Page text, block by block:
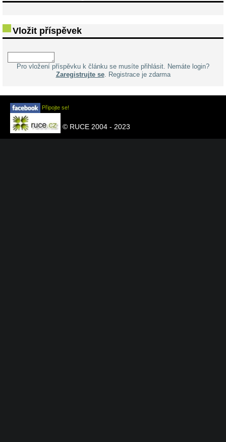
Vložit příspěvek
Pro vložení příspěvku k článku se musíte přihlásit. Nemáte login?
Zaregistrujte se. Registrace je zdarma
Připojte se!
© RUCE 2004 - 2023